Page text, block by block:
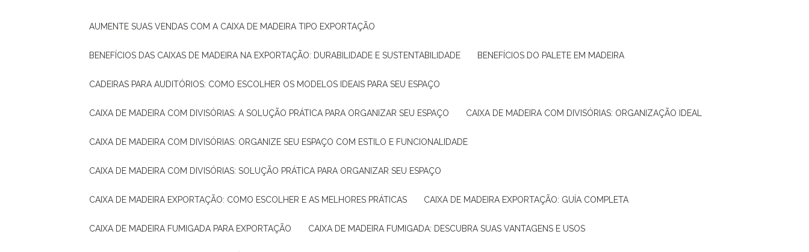
AUMENTE SUAS VENDAS COM A CAIXA DE MADEIRA TIPO EXPORTAÇÃO
BENEFÍCIOS DAS CAIXAS DE MADEIRA NA EXPORTAÇÃO: DURABILIDADE E SUSTENTABILIDADE BENEFÍCIOS DO PALETE EM MADEIRA
CADEIRAS PARA AUDITÓRIOS: COMO ESCOLHER OS MODELOS IDEAIS PARA SEU ESPAÇO
CAIXA DE MADEIRA COM DIVISÓRIAS: A SOLUÇÃO PRÁTICA PARA ORGANIZAR SEU ESPAÇO CAIXA DE MADEIRA COM DIVISÓRIAS: ORGANIZAÇÃO IDEAL
CAIXA DE MADEIRA COM DIVISÓRIAS: ORGANIZE SEU ESPAÇO COM ESTILO E FUNCIONALIDADE
CAIXA DE MADEIRA COM DIVISÓRIAS: SOLUÇÃO PRÁTICA PARA ORGANIZAR SEU ESPAÇO
CAIXA DE MADEIRA EXPORTAÇÃO: COMO ESCOLHER E AS MELHORES PRÁTICAS CAIXA DE MADEIRA EXPORTAÇÃO: GUÍA COMPLETA
CAIXA DE MADEIRA FUMIGADA PARA EXPORTAÇÃO CAIXA DE MADEIRA FUMIGADA: DESCUBRA SUAS VANTAGENS E USOS